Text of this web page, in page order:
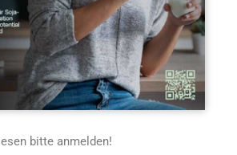
bitte anmelden!